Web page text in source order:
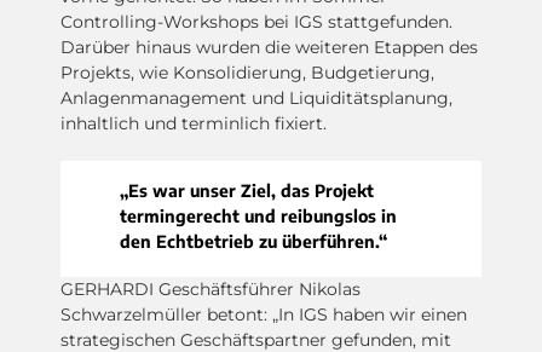
Controlling-Workshops bei IGS stattgefunden.
Darüber hinaus wurden die weiteren Etappen des
Projekts, wie Konsolidierung, Budgetierung,
Anlagenmanagement und Liquiditätsplanung,
inhaltlich und terminlich fixiert.
„Es war unser Ziel, das Projekt
termingerecht und reibungslos in
den Echtbetrieb zu überführen.“
GERHARDI Geschäftsführer Nikolas
Schwarzelmüller betont: „In IGS haben wir einen
strategischen Geschäftspartner gefunden, mit